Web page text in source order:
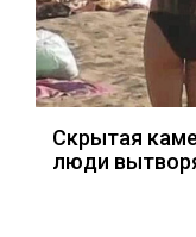
Скрытая
люди